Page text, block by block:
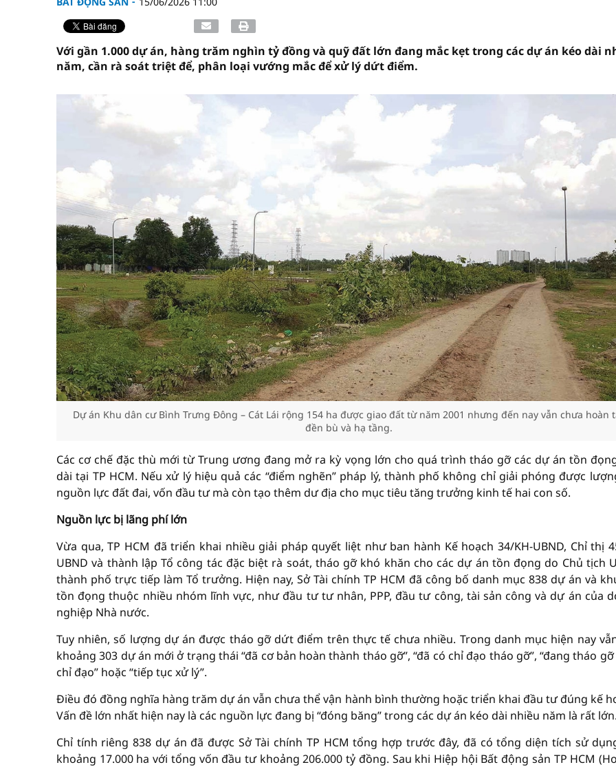
Với gần 1.000 dự án, hàng trăm nghìn tỷ đồng và quỹ đất lớn đang mắc kẹt trong các dự án kéo dài
năm, cần rà soát triệt để, phân loại vướng mắc để xử lý dứt điểm.
Dự án Khu dân cư Bình Trưng Đông – Cát Lái rộng 154 ha được giao đất từ năm 2001 nhưng đến nay vẫn chưa hoàn
đền bù và hạ tầng.
Các cơ chế đặc thù mới từ Trung ương đang mở ra kỳ vọng lớn cho quá trình tháo gỡ các dự án tồn
dài tại TP HCM. Nếu xử lý hiệu quả các “điểm nghẽn” pháp lý, thành phố không chỉ giải phóng được
nguồn lực đất đai, vốn đầu tư mà còn tạo thêm dư địa cho mục tiêu tăng trưởng kinh tế hai con số.
Nguồn lực bị lãng phí lớn
Vừa qua, TP HCM đã triển khai nhiều giải pháp quyết liệt như ban hành Kế hoạch 34/KH-UBND, Chỉ thị
UBND và thành lập Tổ công tác đặc biệt rà soát, tháo gỡ khó khăn cho các dự án tồn đọng do Chủ tịch
thành phố trực tiếp làm Tổ trưởng. Hiện nay, Sở Tài chính TP HCM đã công bố danh mục 838 dự án và
tồn đọng thuộc nhiều nhóm lĩnh vực, như đầu tư tư nhân, PPP, đầu tư công, tài sản công và dự án của
nghiệp Nhà nước.
Tuy nhiên, số lượng dự án được tháo gỡ dứt điểm trên thực tế chưa nhiều. Trong danh mục hiện nay
khoảng 303 dự án mới ở trạng thái “đã cơ bản hoàn thành tháo gỡ”, “đã có chỉ đạo tháo gỡ”, “đang tháo
chỉ đạo” hoặc “tiếp tục xử lý”.
Điều đó đồng nghĩa hàng trăm dự án vẫn chưa thể vận hành bình thường hoặc triển khai đầu tư đúng kế
Vấn đề lớn nhất hiện nay là các nguồn lực đang bị “đóng băng” trong các dự án kéo dài nhiều năm là rất
Chỉ tính riêng 838 dự án đã được Sở Tài chính TP HCM tổng hợp trước đây, đã có tổng diện tích sử
khoảng 17.000 ha với tổng vốn đầu tư khoảng 206.000 tỷ đồng. Sau khi Hiệp hội Bất động sản TP HCM